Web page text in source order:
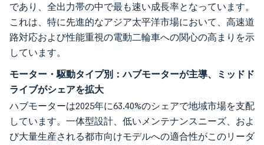
であり、全出力帯の中で最も速い成長率となっています。
これは、特に先進的なアジア太平洋市場において、高速道
路対応および性能重視の電動二輪車への関心の高まりを示
しています。
モーター・駆動タイプ別：ハブモーターが主導、ミッドド
ライブがシェアを拡大
ハブモーターは2025年に63.40%のシェアで地域市場を支配
しています。一体型設計、低いメンテナンスニーズ、およ
び大量生産される都市向けモデルへの適合性がこのリーダ